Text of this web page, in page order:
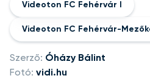
Videoton FC Fehérvár I
Videoton FC Fehérvár-
Szerző: Óházy Bálint
Fotó: vidi.hu